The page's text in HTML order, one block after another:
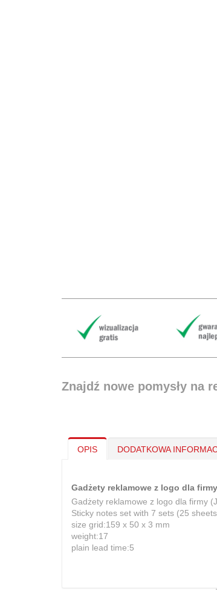
Znajdź nowe pomysły na
OPIS DODATKOWA
Gadżety reklamowe z logo dla
Gadżety reklamowe z logo dla firmy
Sticky notes set with 7 sets (25
size grid:159 x 50 x 3 mm
weight:17
plain lead time:5